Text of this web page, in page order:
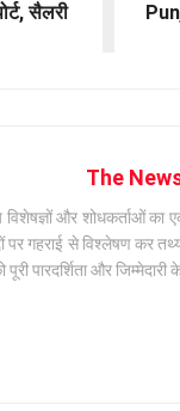
सैलरी
The
और शोधकर्ताओं का
गहराई से विश्लेषण कर
पारदर्शिता और